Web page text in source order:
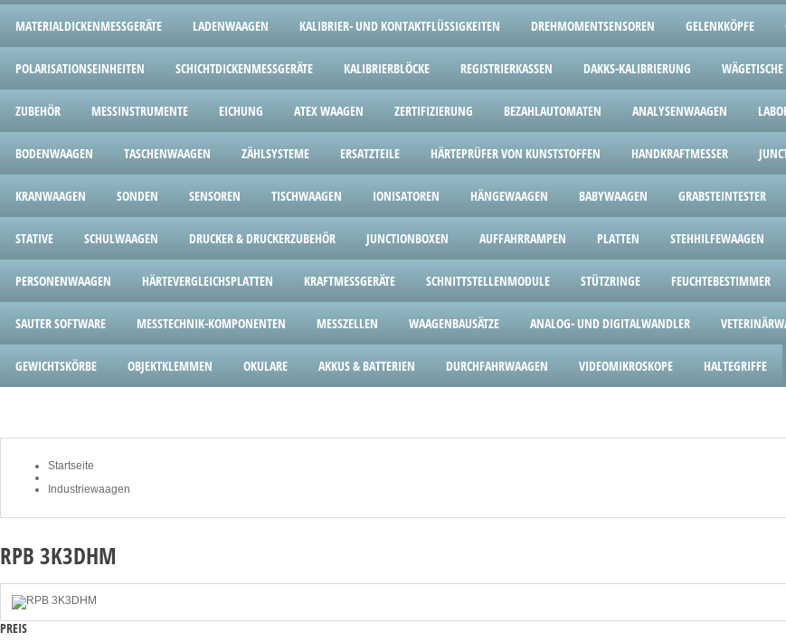
MATERIALDICKENMESSGERÄTE LADENWAAGEN KALIBRIER- UND KONTAKTFLÜSSIGKEITEN DREHMOMENTSENSOREN GELENKKÖPFE
POLARISATIONSEINHEITEN SCHICHTDICKENMESSGERÄTE KALIBRIERBLÖCKE REGISTRIERKASSEN DAKKS-KALIBRIERUNG WÄGETISCHE
ZUBEHÖR MESSINSTRUMENTE EICHUNG ATEX WAAGEN ZERTIFIZIERUNG BEZAHLAUTOMATEN ANALYSENWAAGEN
BODENWAAGEN TASCHENWAAGEN ZÄHLSYSTEME ERSATZTEILE HÄRTEPRÜFER VON KUNSTSTOFFEN HANDKRAFTMESSER
KRANWAAGEN SONDEN SENSOREN TISCHWAAGEN IONISATOREN HÄNGEWAAGEN BABYWAAGEN GRABSTEINTESTER
STATIVE SCHULWAAGEN DRUCKER & DRUCKERZUBEHÖR JUNCTIONBOXEN AUFFAHRRAMPEN PLATTEN STEHHILFEWAAGEN
PERSONENWAAGEN HÄRTEVERGLEICHSPLATTEN KRAFTMESSGERÄTE SCHNITTSTELLENMODULE STÜTZRINGE FEUCHTEBESTIMMER
SAUTER SOFTWARE MESSTECHNIK-KOMPONENTEN MESSZELLEN WAAGENBAUSÄTZE ANALOG- UND DIGITALWANDLER
GEWICHTSKÖRBE OBJEKTKLEMMEN OKULARE AKKUS & BATTERIEN DURCHFAHRWAAGEN VIDEOMIKROSKOPE HALTEGRIFFE
Startseite
Industriewaagen
RPB 3K3DHM
PREIS